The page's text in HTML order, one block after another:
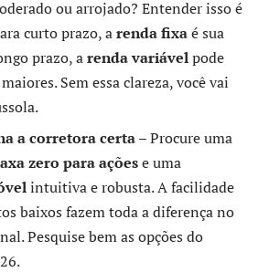
ou arrojado? Entender isso é
curto prazo, arenda fixaé sua
prazo, arenda variávelpode
Sem essa clareza, você vai
a corretora certa– Procure uma
zero para açõese uma
intuitiva e robusta. A facilidade
baixos fazem toda a diferença no
Pesquise bem as opções do